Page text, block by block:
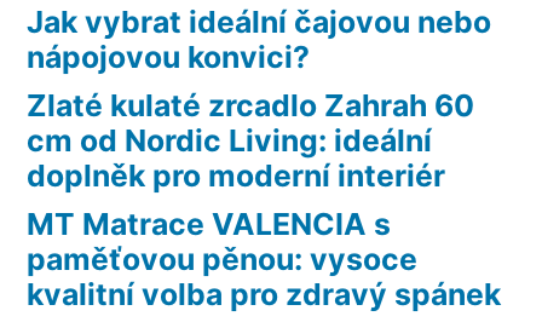
Jak vybrat ideální čajovou nebo
nápojovou konvici?
Zlaté kulaté zrcadlo Zahrah 60
cm od Nordic Living: ideální
doplněk pro moderní interiér
MT Matrace VALENCIA s
paměťovou pěnou: vysoce
kvalitní volba pro zdravý spánek